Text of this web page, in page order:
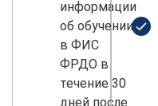
информации
об обучении
в ФИС
ФРДО в
течение 30
дней после